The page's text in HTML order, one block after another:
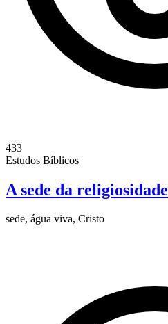
433
Estudos Bíblicos
A sede da religiosidade
sede, água viva, Cristo